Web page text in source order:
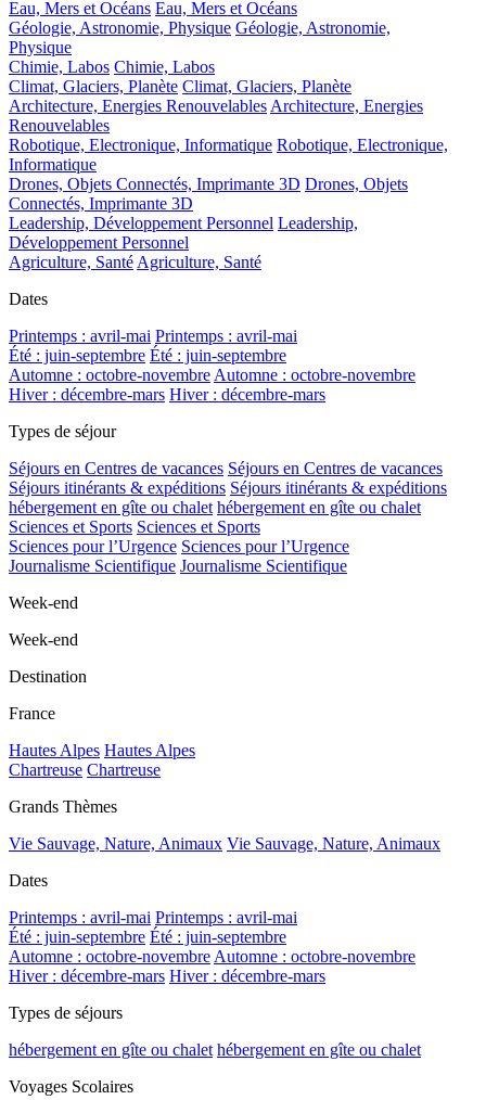
Eau, Mers et Océans Eau, Mers et Océans
Géologie, Astronomie, Physique Géologie, Astronomie,
Physique
Chimie, Labos Chimie, Labos
Climat, Glaciers, Planète Climat, Glaciers, Planète
Architecture, Energies Renouvelables Architecture, Energies
Renouvelables
Robotique, Electronique, Informatique Robotique, Electronique,
Informatique
Drones, Objets Connectés, Imprimante 3D Drones, Objets
Connectés, Imprimante 3D
Leadership, Développement Personnel Leadership,
Développement Personnel
Agriculture, Santé Agriculture, Santé
Dates
Printemps : avril-mai Printemps : avril-mai
Été : juin-septembre Été : juin-septembre
Automne : octobre-novembre Automne : octobre-novembre
Hiver : décembre-mars Hiver : décembre-mars
Types de séjour
Séjours en Centres de vacances Séjours en Centres de vacances
Séjours itinérants & expéditions Séjours itinérants & expéditions
hébergement en gîte ou chalet hébergement en gîte ou chalet
Sciences et Sports Sciences et Sports
Sciences pour l’Urgence Sciences pour l’Urgence
Journalisme Scientifique Journalisme Scientifique
Week-end
Week-end
Destination
France
Hautes Alpes Hautes Alpes
Chartreuse Chartreuse
Grands Thèmes
Vie Sauvage, Nature, Animaux Vie Sauvage, Nature, Animaux
Dates
Printemps : avril-mai Printemps : avril-mai
Été : juin-septembre Été : juin-septembre
Automne : octobre-novembre Automne : octobre-novembre
Hiver : décembre-mars Hiver : décembre-mars
Types de séjours
hébergement en gîte ou chalet hébergement en gîte ou chalet
Voyages Scolaires